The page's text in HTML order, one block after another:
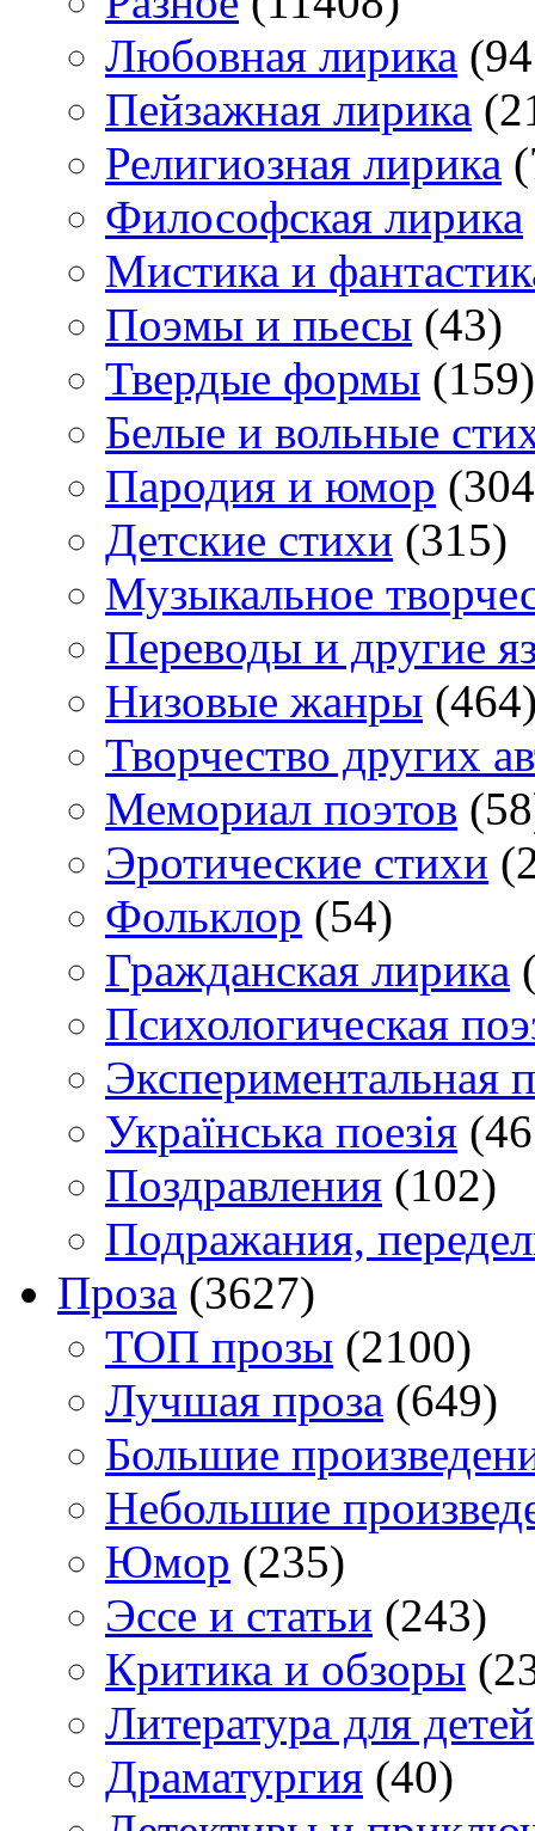
Любовная лирика
Пейзажная лирика
Религиозная лирика
Философская лирика
Мистика и
Поэмы и пьесы (43)
Твердые формы (159)
Белые и вольные
Пародия и юмор
Детские стихи (315)
Музыкальное
Переводы и другие
Низовые жанры
Творчество других
Мемориал поэтов
Эротические стихи
Фольклор (54)
Гражданская лирика
Психологическая
Экспериментальная
Українська поезія
Поздравления (102)
Подражания,
Проза (3627)
TOП прозы (2100)
Лучшая проза (649)
Большие
Небольшие
Юмор (235)
Эссе и статьи (243)
Критика и обзоры
Литература для детей
Драматургия (40)